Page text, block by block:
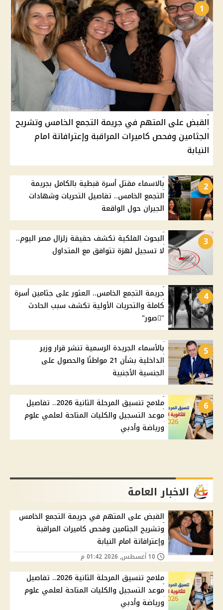
1
القبض على المتهم في جريمة التجمع الخامس وتشريح
الجثامين وفحص كاميرات المراقبة وإعترافاتة امام
النيابة
2
بالاسماء مقتل أسرة قبطية بالكامل بجريمة
التجمع الخامس.. تفاصيل التحريات وشهادات
الجيران حول الواقعة
3
البحوث الفلكية تكشف حقيقة زلزال مصر اليوم..
لا تسجيل لهزة تتوافق مع المتداول
4
جريمة التجمع الخامس.. العثور على جثامين أسرة
كاملة والتحريات الأولية تكشف سبب الحادث
"ًصور"
5
بالأسماء الجريدة الرسمية تنشر قرار وزير
الداخلية بشأن 21 مواطنًا والحصول على
الجنسية الأجنبية
6
ملامح تنسيق المرحلة الثانية 2026.. تفاصيل
موعد التسجيل والكليات المتاحة لعلمي علوم
ورياضة وأدبي
الاخبار العامة
القبض على المتهم في جريمة التجمع الخامس
وتشريح الجثامين وفحص كاميرات المراقبة
وإعترافاتة امام النيابة
ملامح تنسيق المرحلة الثانية 2026.. تفاصيل
موعد التسجيل والكليات المتاحة لعلمي علوم
ورياضة وأدبي